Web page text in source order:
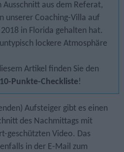
Ausschnitt aus dem Referat,
unserer Coaching-Villa auf
in Florida gehalten hat.
lockere Atmosphäre
Artikel finden Sie den
10-Punkte-Checkliste!
Aufsteiger gibt es einen
des Nachmittags mit
geschützten Video. Das
in der E-Mail zum